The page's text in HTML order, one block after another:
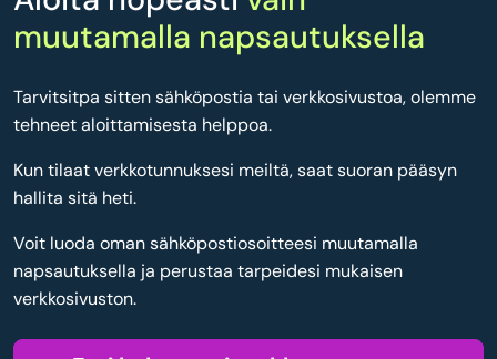
muutamalla napsautuksella
Tarvitsitpa sitten sähköpostia tai verkkosivustoa, olemme
tehneet aloittamisesta helppoa.
Kun tilaat verkkotunnuksesi meiltä, saat suoran pääsyn
hallita sitä heti.
Voit luoda oman sähköpostiosoitteesi muutamalla
napsautuksella ja perustaa tarpeidesi mukaisen
verkkosivuston.